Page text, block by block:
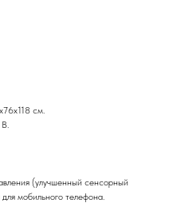
см.
В.
(улучшенный сенсорный
мобильного телефона.